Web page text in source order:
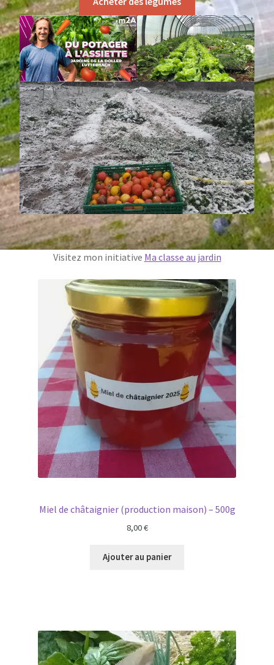
Mentions légales
Mon compte
Niouzes
Où nous trouver ?
Page d’exemple
Panier
Politique de confidentialité
Validation de la commande
Visitez mon initiative Ma classe au jardin
Miel de châtaignier (production maison) – 500g
8,00€
Ajouter au panier